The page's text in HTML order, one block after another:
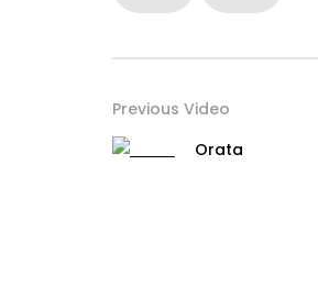
Previous Video
Orata